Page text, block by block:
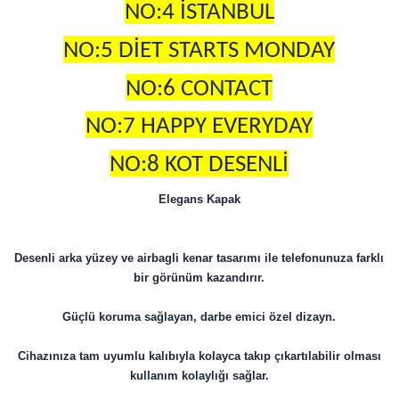
NO:4 İSTANBUL
NO:5 DİET STARTS MONDAY
NO:6 CONTACT
NO:7 HAPPY EVERYDAY
NO:8 KOT DESENLİ
Elegans Kapak
Desenli arka yüzey ve airbagli kenar tasarımı ile telefonunuza farklı
bir görünüm kazandırır.
Güçlü koruma sağlayan, darbe emici özel dizayn.
Cihazınıza tam uyumlu kalıbıyla kolayca takıp çıkartılabilir olması
kullanım kolaylığı sağlar.